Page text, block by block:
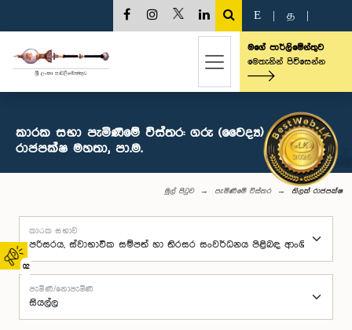
02
E த
මගේ පාර්ලිමේන්තුව
මෙතැනින් පිවිසෙන්න
කාරක සභා පැමිණීමේ විස්තර: ගරු (වෛද්‍ය) තිලක්
රා‍ජපක්ෂ මහතා, පා.ම.
මුල් පිටුව පැමිණීමේ විස්තර තිලක් රා‍ජපක්ෂ
කාරක සභාව
පැමිණි/නොපැමිණි